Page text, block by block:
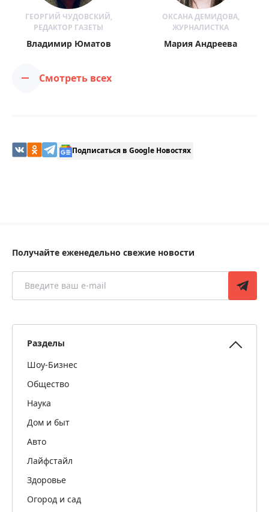
ГЕОРГИЙ ЧУДОВСКИЙ,
РЕДАКТОР ГАЗЕТЫ
Владимир Юматов
ОКСАНА ДЕМИДОВА,
ЖУРНАЛИСТКА
Мария Андреева
Смотреть всех
Подписаться в Google Новостях
Получайте еженедельно свежие новости
Разделы
Шоу-Бизнес
Общество
Наука
Дом и быт
Авто
Лайфстайл
Здоровье
Огород и сад